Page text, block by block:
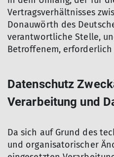
Vertragsverhältnisses
Donauwörth des
verantwortliche Stelle,
Betroffenem, erforderlich
Datenschutz
Verarbeitung und
Da sich auf Grund des
und organisatorischer